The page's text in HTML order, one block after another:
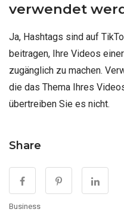
verwendet
Ja, Hashtags sind auf
beitragen, Ihre Videos
zugänglich zu machen.
die das Thema Ihres
übertreiben Sie es nicht.
Share
Business